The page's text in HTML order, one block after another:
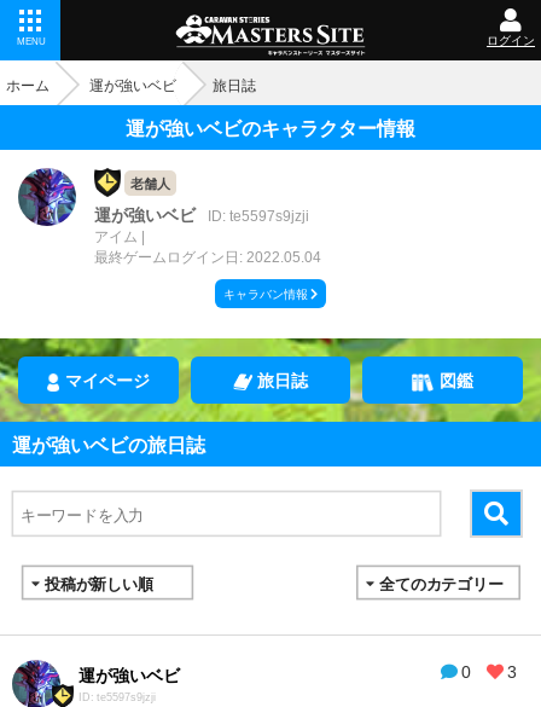
MENU ログイン
ホーム 運が強いベビ 旅日誌
運が強いベビのキャラクター情報
老舗人
運が強いベビ ID: te5597s9jzji
アイム
最終ゲームログイン日: 2022.05.04
キャラバン情報
マイページ 旅日誌 図鑑
運が強いベビの旅日誌
0 3
運が強いベビ
ID: te5597s9jzji